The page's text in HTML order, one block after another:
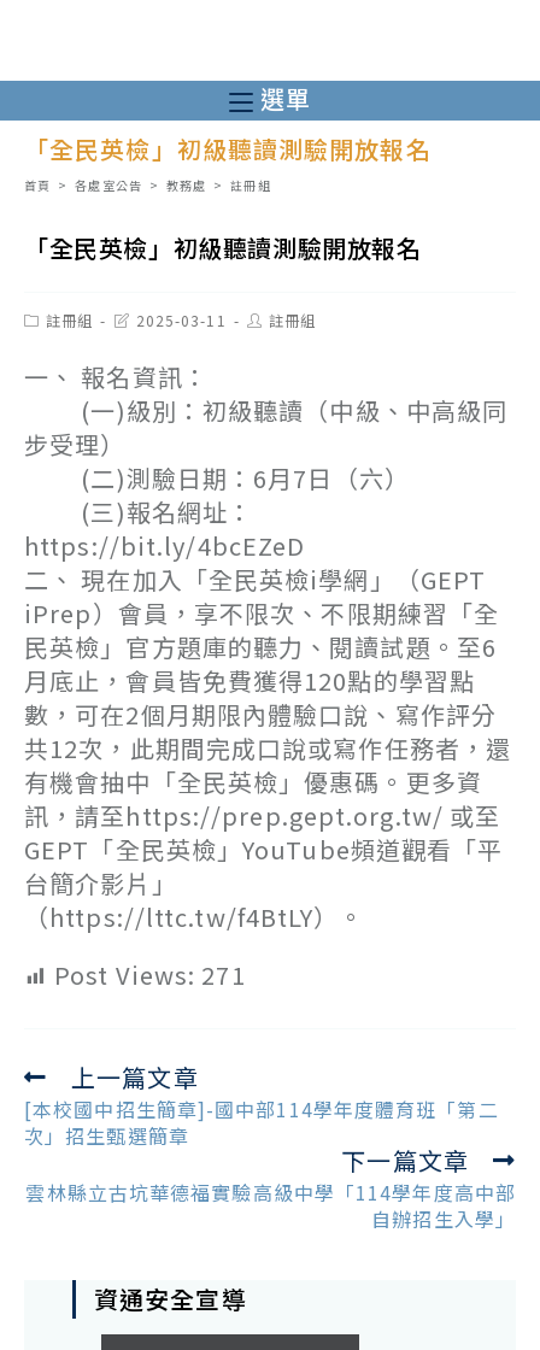
至
主
選單
「全民英檢」初級聽讀測驗開放報名
首頁 > 各處室公告 > 教務處 > 註冊組
「全民英檢」初級聽讀測驗開放報名
Post註冊組
Post2025-03-11
Post註冊組
一、 報名資訊：
(一)級別：初級聽讀（中級、中高級同
步受理）
(二)測驗日期：6月7日（六）
(三)報名網址：
https://bit.ly/4bcEZeD
二、 現在加入「全民英檢i學網」（GEPT
iPrep）會員，享不限次、不限期練習「全
民英檢」官方題庫的聽力、閱讀試題。至6
月底止，會員皆免費獲得120點的學習點
數，可在2個月期限內體驗口說、寫作評分
共12次，此期間完成口說或寫作任務者，還
有機會抽中「全民英檢」優惠碼。更多資
訊，請至https://prep.gept.org.tw/ 或至
GEPT「全民英檢」YouTube頻道觀看「平
台簡介影片」
（https://lttc.tw/f4BtLY）。
Post Views: 271
Read
more
articles
上一篇文章
[本校國中招生簡章]-國中部114學年度體育班「第二
次」招生甄選簡章
下一篇文章
雲林縣立古坑華德福實驗高級中學「114學年度高中部
自辦招生入學」
資通安全宣導